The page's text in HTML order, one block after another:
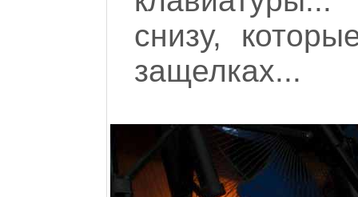
снизу,
защелках...